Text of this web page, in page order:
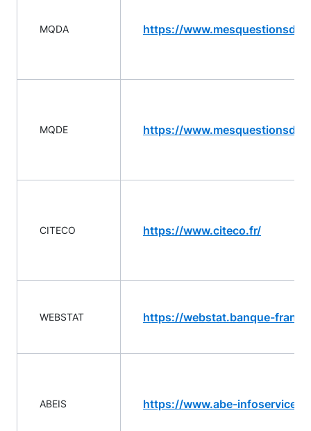
MQDA https://
MQDE https://
CITECO https://www.citeco.fr/
WEBSTAT https://webstat.banque-
ABEIS https://www.abe-infoservice.fr/